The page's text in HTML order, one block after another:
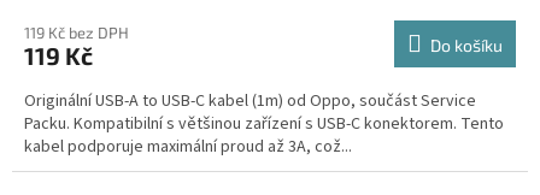
119 Kč bez DPH
119 Kč Do košíku
Originální USB-A to USB-C kabel (1m) od Oppo, součást Service
Packu. Kompatibilní s většinou zařízení s USB-C konektorem. Tento
kabel podporuje maximální proud až 3A, což...